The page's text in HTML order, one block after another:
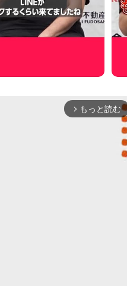
arrow_forward_ios もっと読む